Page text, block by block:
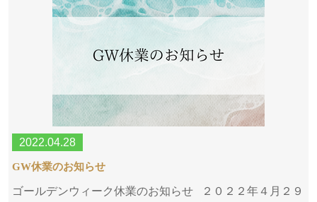
2022.04.28
GW休業のお知らせ
ゴールデンウィーク休業のお知らせ ２０２２年４月２９